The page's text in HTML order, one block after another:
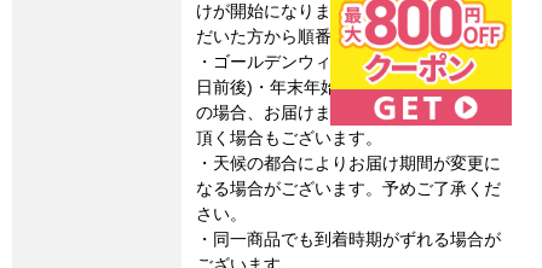
けが開始になりましたら、ご注文をいた
だいた方から順番に配送いたします。
・ゴールデンウィーク・お盆期間(8月15
日前後)・年末年始など連休に係るご注文
の場合、お届けまでに通常よりお時間を
頂く場合もございます。
・天候の都合によりお届け期間が変更に
なる場合がございます。予めご了承くだ
さい。
・同一商品でも到着時期がずれる場合が